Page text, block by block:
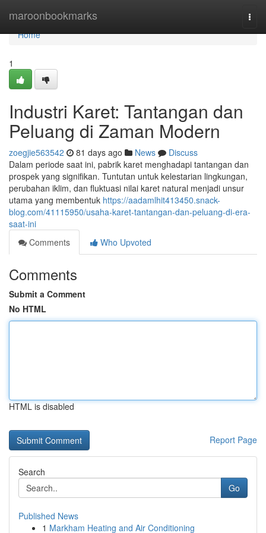
maroonbookmarks
Home
Home
1
Industri Karet: Tantangan dan
Peluang di Zaman Modern
zoegjie563542 81 days ago News
Discuss
Dalam periode saat ini, pabrik karet menghadapi tantangan dan
prospek yang signifikan. Tuntutan untuk kelestarian lingkungan,
perubahan iklim, dan fluktuasi nilai karet natural menjadi unsur
utama yang membentuk https://aadamlhit413450.snack-
blog.com/41115950/usaha-karet-tantangan-dan-peluang-di-era-
saat-ini
Comments
Who Upvoted
Comments
Submit a Comment
No HTML
HTML is disabled
Report Page
Search
Go
Published News
1 Markham Heating and Air Conditioning